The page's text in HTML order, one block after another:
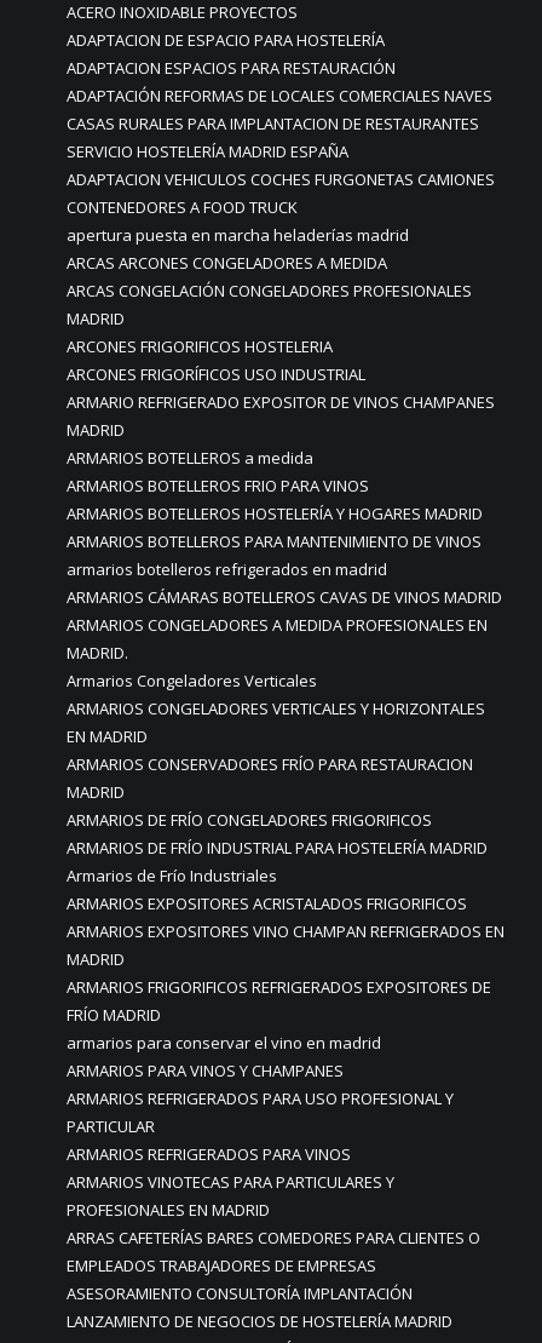
ACERO INOXIDABLE PROYECTOS
ADAPTACION DE ESPACIO PARA HOSTELERÍA
ADAPTACION ESPACIOS PARA RESTAURACIÓN
ADAPTACIÓN REFORMAS DE LOCALES COMERCIALES NAVES
CASAS RURALES PARA IMPLANTACION DE RESTAURANTES
SERVICIO HOSTELERÍA MADRID ESPAÑA
ADAPTACION VEHICULOS COCHES FURGONETAS CAMIONES
CONTENEDORES A FOOD TRUCK
apertura puesta en marcha heladerías madrid
ARCAS ARCONES CONGELADORES A MEDIDA
ARCAS CONGELACIÓN CONGELADORES PROFESIONALES
MADRID
ARCONES FRIGORIFICOS HOSTELERIA
ARCONES FRIGORÍFICOS USO INDUSTRIAL
ARMARIO REFRIGERADO EXPOSITOR DE VINOS CHAMPANES
MADRID
ARMARIOS BOTELLEROS a medida
ARMARIOS BOTELLEROS FRIO PARA VINOS
ARMARIOS BOTELLEROS HOSTELERÍA Y HOGARES MADRID
ARMARIOS BOTELLEROS PARA MANTENIMIENTO DE VINOS
armarios botelleros refrigerados en madrid
ARMARIOS CÁMARAS BOTELLEROS CAVAS DE VINOS MADRID
ARMARIOS CONGELADORES A MEDIDA PROFESIONALES EN
MADRID.
Armarios Congeladores Verticales
ARMARIOS CONGELADORES VERTICALES Y HORIZONTALES
EN MADRID
ARMARIOS CONSERVADORES FRÍO PARA RESTAURACION
MADRID
ARMARIOS DE FRÍO CONGELADORES FRIGORIFICOS
ARMARIOS DE FRÍO INDUSTRIAL PARA HOSTELERÍA MADRID
Armarios de Frío Industriales
ARMARIOS EXPOSITORES ACRISTALADOS FRIGORIFICOS
ARMARIOS EXPOSITORES VINO CHAMPAN REFRIGERADOS EN
MADRID
ARMARIOS FRIGORIFICOS REFRIGERADOS EXPOSITORES DE
FRÍO MADRID
armarios para conservar el vino en madrid
ARMARIOS PARA VINOS Y CHAMPANES
ARMARIOS REFRIGERADOS PARA USO PROFESIONAL Y
PARTICULAR
ARMARIOS REFRIGERADOS PARA VINOS
ARMARIOS VINOTECAS PARA PARTICULARES Y
PROFESIONALES EN MADRID
ARRAS CAFETERÍAS BARES COMEDORES PARA CLIENTES O
EMPLEADOS TRABAJADORES DE EMPRESAS
ASESORAMIENTO CONSULTORÍA IMPLANTACIÓN
LANZAMIENTO DE NEGOCIOS DE HOSTELERÍA MADRID